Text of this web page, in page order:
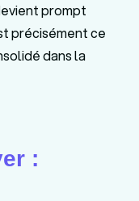
prompt
précisément ce
dans la
: